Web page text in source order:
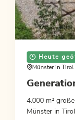
Heute
Münster in Tirol
4.000 m²
Münster in